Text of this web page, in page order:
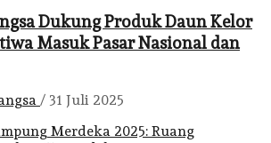
Dukung Produk Daun Kelor
Masuk Pasar Nasional dan
/ 31 Juli 2025